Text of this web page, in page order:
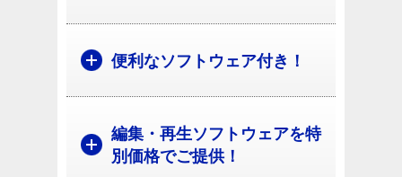
便利なソフトウェア付き！
編集・再生ソフトウェアを特
別価格でご提供！